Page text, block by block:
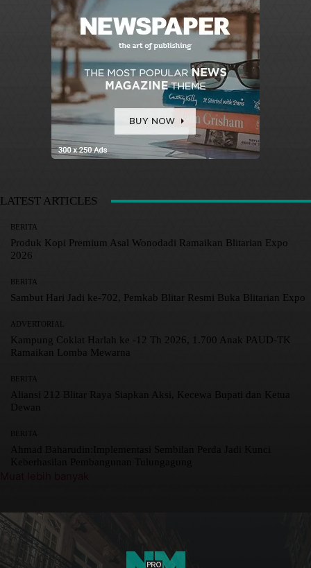
LATEST ARTICLES
BERITA
Produk Kopi Premium Asal Wonodadi Ramaikan Blitarian Expo
2026
BERITA
Sambut Hari Jadi ke-702, Pemkab Blitar Resmi Buka Blitarian Expo
ADVERTORIAL
Kampung Coklat Harlah ke -12 Th 2026, 1.700 Anak PAUD-TK
Ramaikan Lomba Mewarna
BERITA
Aliansi 212 Blitar Raya Siapkan Aksi, Kecewa Bupati dan Ketua
Dewan
BERITA